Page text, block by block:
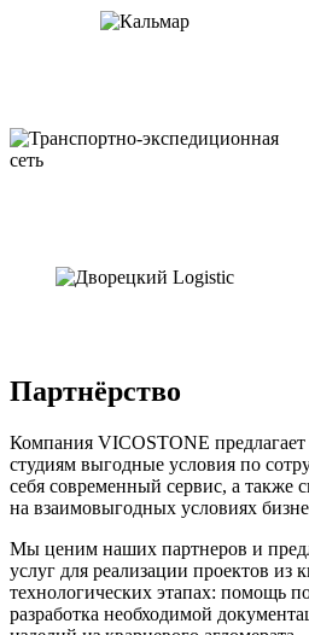
Партнёрство
Компания VICOSTONE предлагает
студиям выгодные условия по
себя современный сервис, а также
на взаимовыгодных условиях
Мы ценим наших партнеров и
услуг для реализации проектов из
технологических этапах: помощь
разработка необходимой